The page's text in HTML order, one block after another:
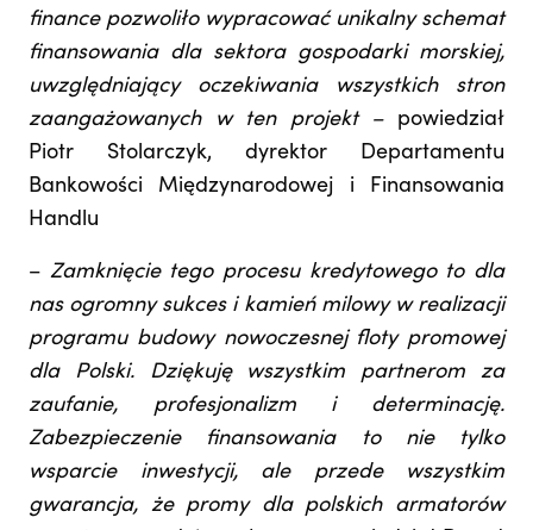
finance pozwoliło wypracować unikalny schemat
finansowania dla sektora gospodarki morskiej,
uwzględniający oczekiwania wszystkich stron
zaangażowanych w ten projekt – powiedział
Piotr Stolarczyk, dyrektor Departamentu
Bankowości Międzynarodowej i Finansowania
Handlu
– Zamknięcie tego procesu kredytowego to dla
nas ogromny sukces i kamień milowy w realizacji
programu budowy nowoczesnej floty promowej
dla Polski. Dziękuję wszystkim partnerom za
zaufanie, profesjonalizm i determinację.
Zabezpieczenie finansowania to nie tylko
wsparcie inwestycji, ale przede wszystkim
gwarancja, że promy dla polskich armatorów